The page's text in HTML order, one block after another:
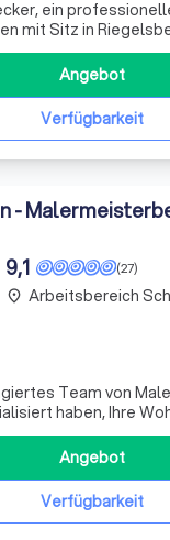
ein
mit Sitz in
Fachleuten,
und Design
Kunden ein
zu können, vo
Verfügbarkeit
Angebot
-
(27)
9,1
Team von
haben, Ihre
zum Leben zu
beraten wir
zu
dafür auszuwählen.
Verfügbarkeit
Angebot
place Arbeitsbereich